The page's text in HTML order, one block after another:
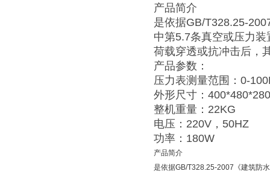
产品简介
是依据GB/T328.25-
中第5.7条真空或压力
荷载穿透或抗冲击后，
产品参数：
压力表测量范围：0-
外形尺寸：
整机重量：22KG
电压：220V，50HZ
功率：180W
产品简介
是依据GB/T328.25-2007《建筑防